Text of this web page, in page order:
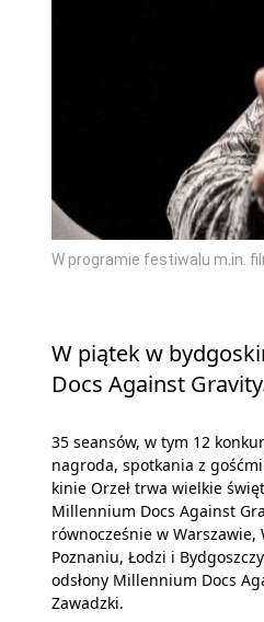
W programie festiwalu m.in.
W piątek w
Docs Against
35 seansów, w tym 12
nagroda, spotkania z
kinie Orzeł trwa wielkie
Millennium Docs Against
równocześnie w Warszawie,
Poznaniu, Łodzi i
odsłony Millennium Docs
Zawadzki.